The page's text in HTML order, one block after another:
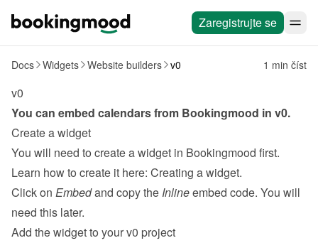
Zaregistrujte se
Docs Widgets Website builders v0 1 min číst
v0
You can embed calendars from Bookingmood in v0.
Create a widget
You will need to create a widget in Bookingmood first.
Learn how to create it here: Creating a widget.
Click on Embed and copy the Inline embed code. You will
need this later.
Add the widget to your v0 project